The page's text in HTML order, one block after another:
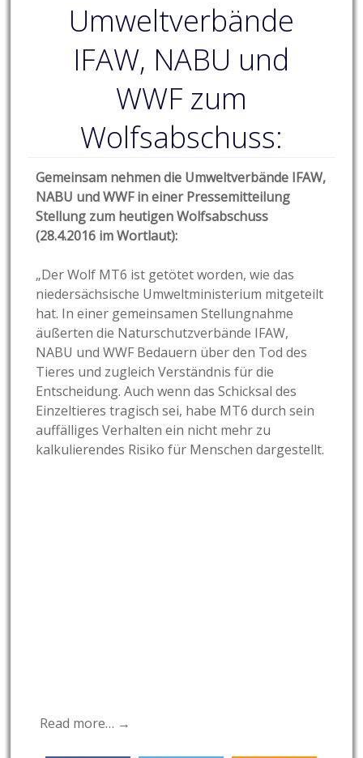
Umweltverbände
IFAW, NABU und
WWF zum
Wolfsabschuss:
Gemeinsam nehmen die Umweltverbände IFAW,
NABU und WWF in einer Pressemitteilung
Stellung zum heutigen Wolfsabschuss
(28.4.2016 im Wortlaut):
„Der Wolf MT6 ist getötet worden, wie das
niedersächsische Umweltministerium mitgeteilt
hat. In einer gemeinsamen Stellungnahme
äußerten die Naturschutzverbände IFAW,
NABU und WWF Bedauern über den Tod des
Tieres und zugleich Verständnis für die
Entscheidung. Auch wenn das Schicksal des
Einzeltieres tragisch sei, habe MT6 durch sein
auffälliges Verhalten ein nicht mehr zu
kalkulierendes Risiko für Menschen dargestellt.
Read more… →